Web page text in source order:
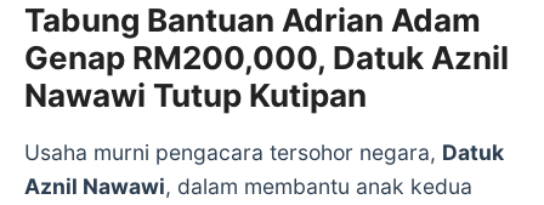
Tabung Bantuan Adrian Adam
Genap RM200,000, Datuk Aznil
Nawawi Tutup Kutipan
Usaha murni pengacara tersohor negara, Datuk
Aznil Nawawi, dalam membantu anak kedua